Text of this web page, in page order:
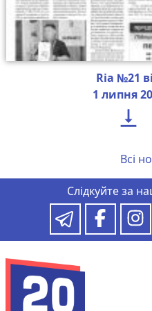
Ria №21
1 липня

Всі
Слідкуйте за